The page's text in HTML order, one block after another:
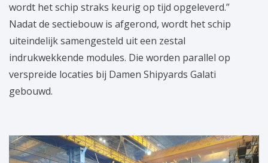
wordt het schip straks keurig op tijd opgeleverd.”
Nadat de sectiebouw is afgerond, wordt het schip
uiteindelijk samengesteld uit een zestal
indrukwekkende modules. Die worden parallel op
verspreide locaties bij Damen Shipyards Galati
gebouwd.